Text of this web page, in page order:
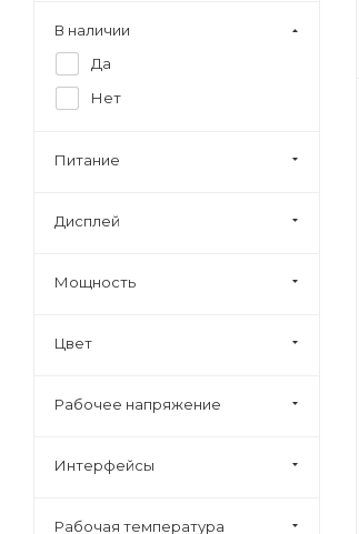
В наличии
Да
Нет
Питание
Дисплей
Мощность
Цвет
Рабочее напряжение
Интерфейсы
Рабочая температура